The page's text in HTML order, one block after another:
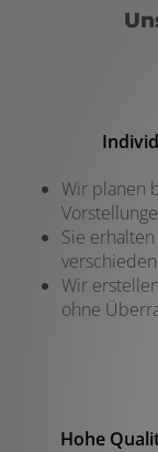
Wir planen
Sie
Wir
ohne
Hohe